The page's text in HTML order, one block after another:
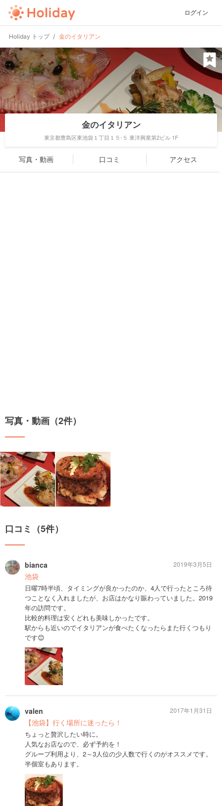
ログイン
Holiday トップ 金のイタリアン
金のイタリアン
東京都豊島区東池袋１丁目１５-５ 東洋興業第2ビル 1F
写真・動画 口コミ アクセス
写真・動画（2件）
口コミ（5件）
bianca
池袋
日曜7時半頃、タイミングが良かったのか、4人で行ったところ待
つことなく入れましたが、お店はかなり賑わっていました。2019
年の訪問です。
比較的料理は安くどれも美味しかったです。
駅からも近いのでイタリアンが食べたくなったらまた行くつもり
です😊
2019年3月5日
valen
【池袋】行く場所に迷ったら！
ちょっと贅沢したい時に。
人気なお店なので、必ず予約を！
グループ利用より、2～3人位の少人数で行くのがオススメです。
半個室もあります。
2017年1月31日